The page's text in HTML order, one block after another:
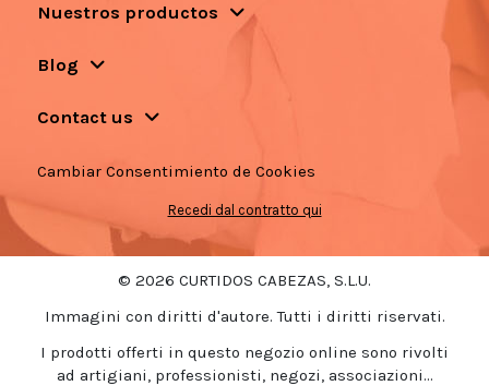
Nuestros productos
Blog
Contact us
Cambiar Consentimiento de Cookies
Recedi dal contratto qui
© 2026 CURTIDOS CABEZAS, S.L.U.
Immagini con diritti d'autore. Tutti i diritti riservati.
I prodotti offerti in questo negozio online sono rivolti
ad artigiani, professionisti, negozi, associazioni...